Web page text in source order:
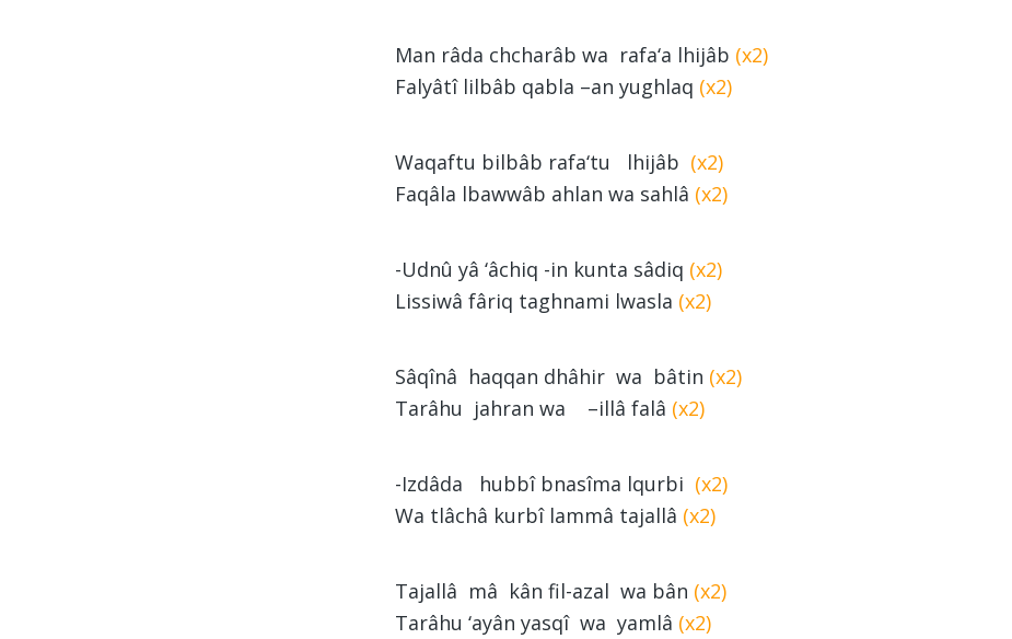
Man râda chcharâb wa rafa‘a lhijâb (x2)
Falyâtî lilbâb qabla –an yughlaq (x2)
Waqaftu bilbâb rafa‘tu lhijâb (x2)
Faqâla lbawwâb ahlan wa sahlâ (x2)
-Udnû yâ ‘âchiq -in kunta sâdiq (x2)
Lissiwâ fâriq taghnami lwasla (x2)
Sâqînâ haqqan dhâhir wa bâtin (x2)
Tarâhu jahran wa –illâ falâ (x2)
-Izdâda hubbî bnasîma lqurbi (x2)
Wa tlâchâ kurbî lammâ tajallâ (x2)
Tajallâ mâ kân fil-azal wa bân (x2)
Tarâhu ‘ayân yasqî wa yamlâ (x2)